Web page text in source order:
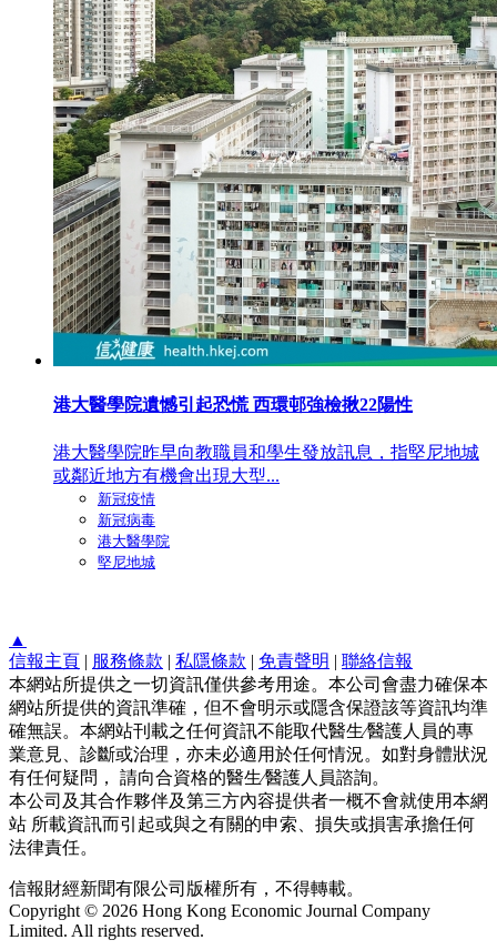
港大醫學院遺憾引起恐慌 西環邨強檢揪22陽性
港大醫學院昨早向教職員和學生發放訊息，指堅尼地城
或鄰近地方有機會出現大型...
新冠疫情
新冠病毒
港大醫學院
堅尼地城
▲
信報主頁 | 服務條款 | 私隱條款 | 免責聲明 | 聯絡信報
本網站所提供之一切資訊僅供參考用途。本公司會盡力確保本
網站所提供的資訊準確，但不會明示或隱含保證該等資訊均準
確無誤。本網站刊載之任何資訊不能取代醫生∕醫護人員的專
業意見、診斷或治理，亦未必適用於任何情況。如對身體狀況
有任何疑問， 請向合資格的醫生∕醫護人員諮詢。
本公司及其合作夥伴及第三方內容提供者一概不會就使用本網
站 所載資訊而引起或與之有關的申索、損失或損害承擔任何
法律責任。
信報財經新聞有限公司版權所有，不得轉載。
Copyright © 2026 Hong Kong Economic Journal Company
Limited. All rights reserved.